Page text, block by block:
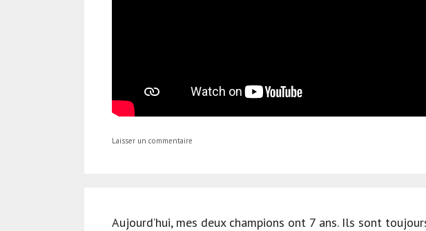
Laisser un commentaire
Aujourd’hui, mes deux champions ont 7 ans. Ils sont